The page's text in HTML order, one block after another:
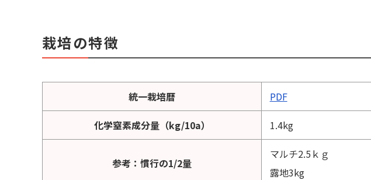
栽培の特徴
統一栽培暦 PDF
化学窒素成分量（kg/10a） 1.4kg
参考：慣行の1/2量
マルチ2.5ｋｇ
露地3kg